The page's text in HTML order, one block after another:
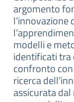
argomento
modelli e
identificati tra
confronto
ricerca
assicurata